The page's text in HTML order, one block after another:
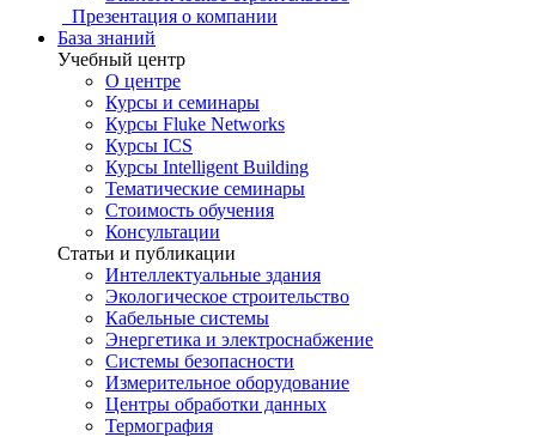
Презентация о компании
База знаний
Учебный центр
О центре
Курсы и семинары
Курсы Fluke Networks
Курсы ICS
Курсы Intelligent Building
Тематические семинары
Стоимость обучения
Консультации
Статьи и публикации
Интеллектуальные здания
Экологическое строительство
Кабельные системы
Энергетика и электроснабжение
Системы безопасности
Измерительное оборудование
Центры обработки данных
Термография